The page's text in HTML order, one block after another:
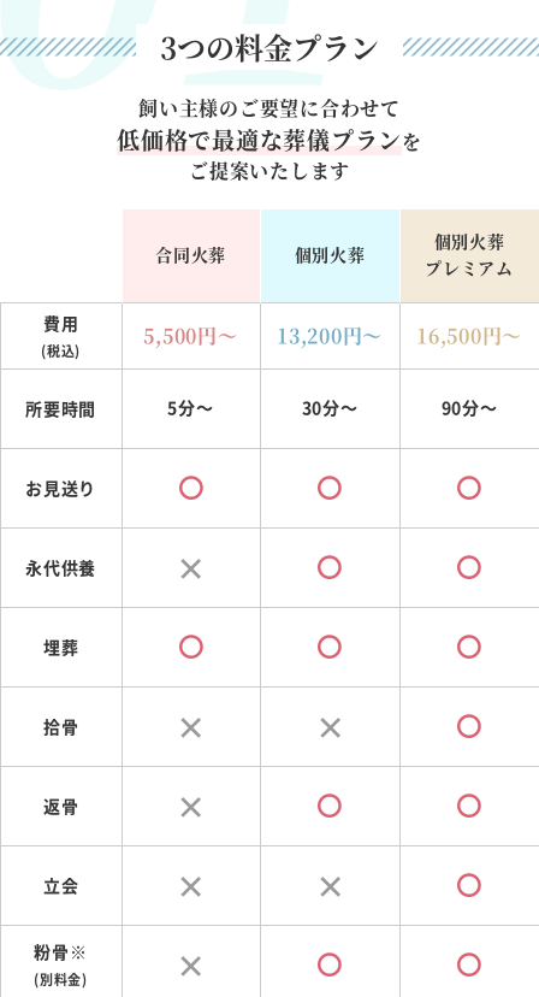
3つの料金プラン
飼い主様のご要望に合わせて
低価格で最適な葬儀プランを
ご提案いたします
合同火葬 個別火葬
個別火葬
プレミアム
費用
(税込)
5,500円～ 13,200円～ 16,500円～
所要時間 5分～ 30分～ 90分～
お見送り
永代供養
埋葬
拾骨
返骨
立会
粉骨※
(別料金)